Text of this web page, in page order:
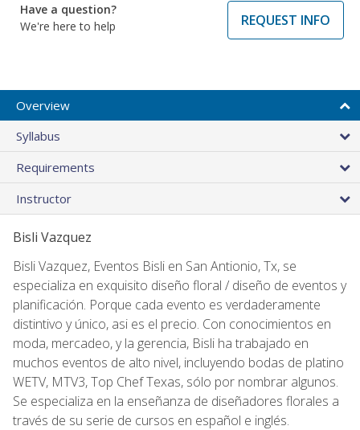
Have a question?
We're here to help
REQUEST INFO
Overview
Syllabus
Requirements
Instructor
Bisli Vazquez
Bisli Vazquez, Eventos Bisli en San Antionio, Tx, se
especializa en exquisito diseño floral / diseño de eventos y
planificación. Porque cada evento es verdaderamente
distintivo y único, asi es el precio. Con conocimientos en
moda, mercadeo, y la gerencia, Bisli ha trabajado en
muchos eventos de alto nivel, incluyendo bodas de platino
WETV, MTV3, Top Chef Texas, sólo por nombrar algunos.
Se especializa en la enseñanza de diseñadores florales a
través de su serie de cursos en español e inglés.